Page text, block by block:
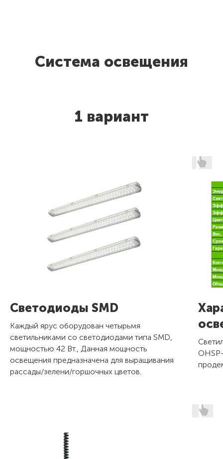
Система освещения
1 вариант
Светодиоды SMD
Каждый ярус оборудован четырьмя
светильниками со светодиодами типа SMD,
мощностью 42 Вт., Данная мощность
освещения предназначена для выращивания
рассады/зелени/горшочных цветов.